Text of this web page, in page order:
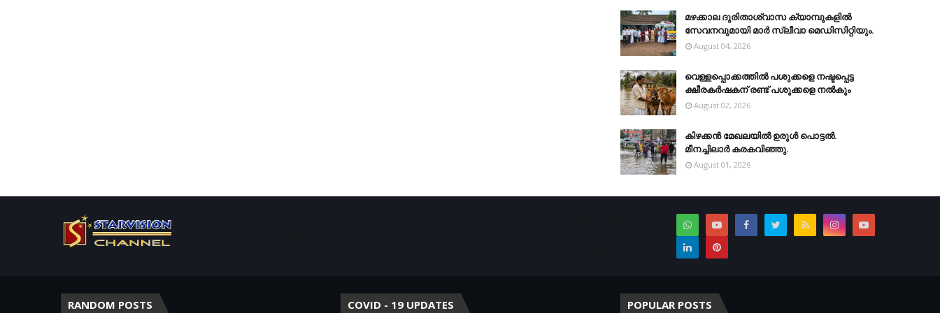
മഴക്കാല ദുരിതാശ്വാസ ക്യാമ്പുകളിൽ
സേവനവുമായി മാർ സ്ലീവാ മെഡിസിറ്റിയും.
August 04, 2026
വെള്ളപ്പൊക്കത്തില്‍ പശുക്കളെ നഷ്ടപ്പെട്ട
ക്ഷീരകര്‍ഷകന് രണ്ട് പശുക്കളെ നല്‍കും
August 02, 2026
കിഴക്കന്‍ മേഖലയില്‍ ഉരുള്‍ പൊട്ടല്‍.
മീനച്ചിലാര്‍ കരകവിഞ്ഞു.
August 01, 2026
RANDOM POSTS COVID - 19 UPDATES POPULAR POSTS